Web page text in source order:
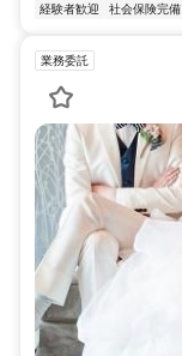
経験者歓迎
社会保険完備
業務委託